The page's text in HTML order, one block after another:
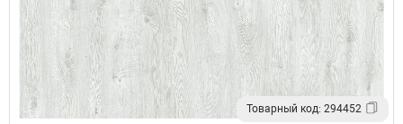
Товарный код: 294452